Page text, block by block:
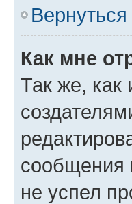
Как мне
Так же, как
сообщения
не успел